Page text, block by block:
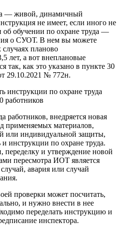
— живой, динамичный
не имеет, если иного не
обучении по охране труда —
о СУОТ. В нем вы можете
планово
лет, а вот внеплановые
так, как это указано в пункте 30
29.10.2021 № 772н.
работников, внедряется новая
применяемых материалов,
или индивидуальной защиты,
инструкции по охране труда.
переделку и утверждение новой
пересмотра ИОТ является
авария или случай
проверки может посчитать,
и нужно внести в нее
переделать инструкцию и
инспектора.